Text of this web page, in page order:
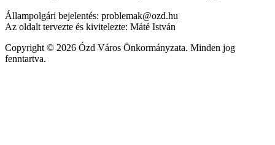
Állampolgári bejelentés: problemak@ozd.hu
Az oldalt tervezte és kivitelezte: Máté István
Copyright © 2026 Ózd Város Önkormányzata. Minden jog
fenntartva.